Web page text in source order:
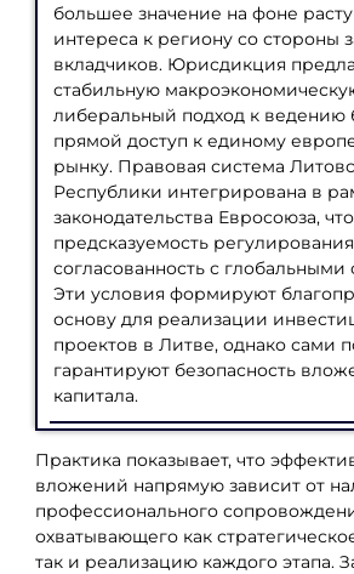
большее значение на фоне
интереса к региону со стороны
вкладчиков. Юрисдикция
стабильную
либеральный подход к ведению
прямой доступ к единому
рынку. Правовая система
Республики интегрирована в
законодательства Евросоюза,
предсказуемость
согласованность с глобальными
Эти условия формируют
основу для реализации
проектов в Литве, однако сами
гарантируют безопасность
капитала.
Практика показывает, что
вложений напрямую зависит от
профессионального
охватывающего как
так и реализацию каждого этапа.